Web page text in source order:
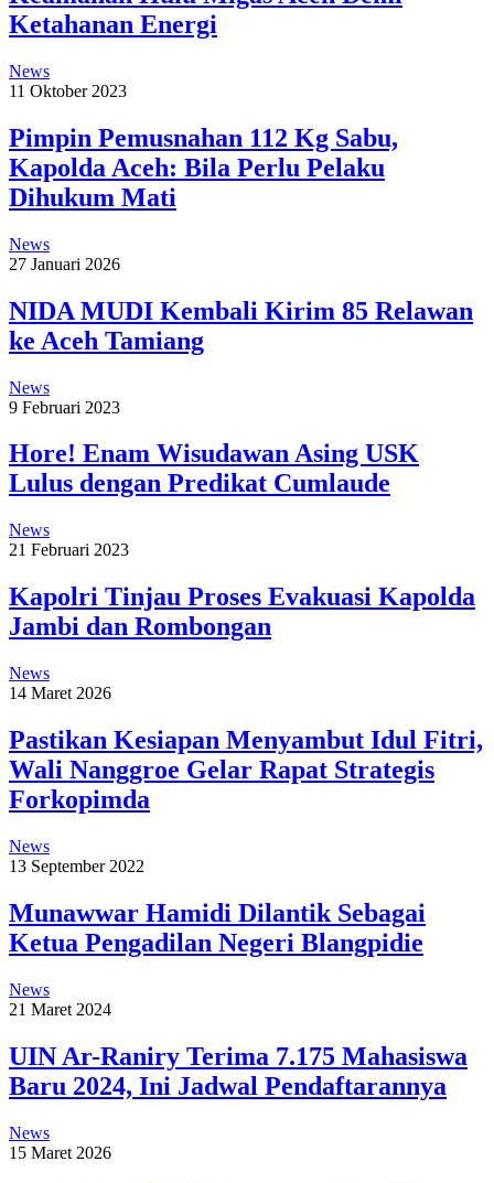
Ketahanan Energi
News
11 Oktober 2023
Pimpin Pemusnahan 112 Kg Sabu,
Kapolda Aceh: Bila Perlu Pelaku
Dihukum Mati
News
27 Januari 2026
NIDA MUDI Kembali Kirim 85 Relawan
ke Aceh Tamiang
News
9 Februari 2023
Hore! Enam Wisudawan Asing USK
Lulus dengan Predikat Cumlaude
News
21 Februari 2023
Kapolri Tinjau Proses Evakuasi Kapolda
Jambi dan Rombongan
News
14 Maret 2026
Pastikan Kesiapan Menyambut Idul Fitri,
Wali Nanggroe Gelar Rapat Strategis
Forkopimda
News
13 September 2022
Munawwar Hamidi Dilantik Sebagai
Ketua Pengadilan Negeri Blangpidie
News
21 Maret 2024
UIN Ar-Raniry Terima 7.175 Mahasiswa
Baru 2024, Ini Jadwal Pendaftarannya
News
15 Maret 2026